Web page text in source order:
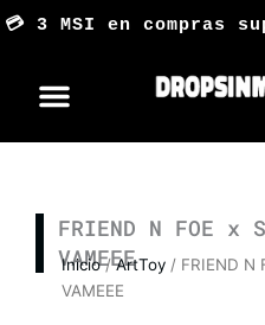
Ir
3 MSI en compras
FRIEND N FOE x
VAMEEE
Inicio/ArtToy / FRIEND N
VAMEEE